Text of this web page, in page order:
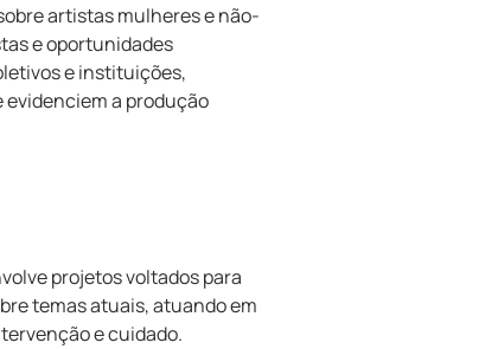
artistas mulheres e não-
e oportunidades
e instituições,
a produção
projetos voltados para
temas atuais, atuando em
e cuidado.